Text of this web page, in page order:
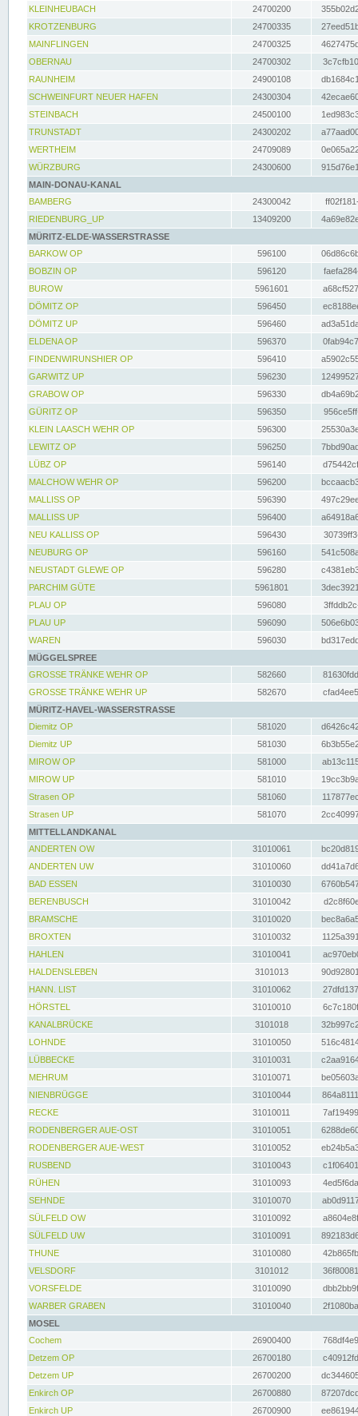
KLEINHEUBACH 24700200
KROTZENBURG
24700335
MAINFLINGEN
24700325
OBERNAU
24700302
RAUNHEIM
24900108
SCHWEINFURT NEUER HAFEN
24300304
STEINBACH
24500100
TRUNSTADT
24300202
WERTHEIM
24709089
WÜRZBURG
24300600
MAIN-DONAU-KANAL
BAMBERG
24300042
RIEDENBURG_UP
13409200
MÜRITZ-ELDE-WASSERSTRASSE
BARKOW OP
596100
BOBZIN OP
596120
BUROW
5961601
DÖMITZ OP
596450
DÖMITZ UP
596460
ELDENA OP
596370
FINDENWIRUNSHIER OP
596410
GARWITZ UP
596230
GRABOW OP
596330
GÜRITZ OP
596350
KLEIN LAASCH WEHR OP
596300
LEWITZ OP
596250
LÜBZ OP
596140
MALCHOW WEHR OP
596200
MALLISS OP
596390
MALLISS UP
596400
NEU KALLISS OP
596430
NEUBURG OP
596160
NEUSTADT GLEWE OP
596280
PARCHIM GÜTE
5961801
PLAU OP
596080
PLAU UP
596090
WAREN
596030
MÜGGELSPREE
GROSSE TRÄNKE WEHR OP
582660
GROSSE TRÄNKE WEHR UP
582670
MÜRITZ-HAVEL-WASSERSTRASSE
Diemitz OP
581020
Diemitz UP
581030
MIROW OP
581000
MIROW UP
581010
Strasen OP
581060
Strasen UP
581070
MITTELLANDKANAL
ANDERTEN OW
31010061
ANDERTEN UW
31010060
BAD ESSEN
31010030
BERENBUSCH
31010042
BRAMSCHE
31010020
BROXTEN
31010032
HAHLEN
31010041
HALDENSLEBEN
3101013
HANN. LIST
31010062
HÖRSTEL
31010010
KANALBRÜCKE
3101018
LOHNDE
31010050
LÜBBECKE
31010031
MEHRUM
31010071
NIENBRÜGGE
31010044
RECKE
31010011
RODENBERGER AUE-OST
31010051
RODENBERGER AUE-WEST
31010052
RUSBEND
31010043
RÜHEN
31010093
SEHNDE
31010070
SÜLFELD OW
31010092
SÜLFELD UW
31010091
THUNE
31010080
VELSDORF
3101012
VORSFELDE
31010090
WARBER GRABEN
31010040
MOSEL
Cochem
26900400
Detzem OP
26700180
Detzem UP
26700200
Enkirch OP
26700880
Enkirch UP
26700900